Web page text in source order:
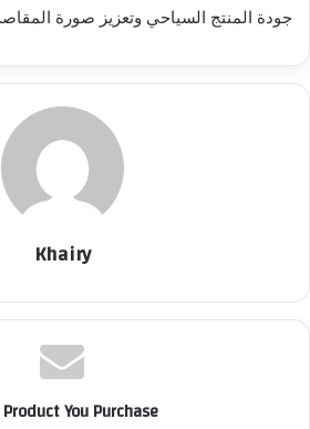
جودة المنتج السياحي وتعزيز صورة
Khairy
You Purchase